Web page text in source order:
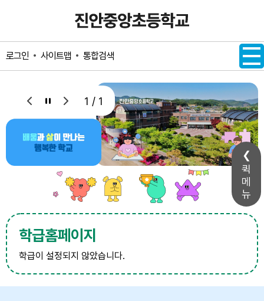
퀵
메
뉴
로그인 사이트맵 통합검색
1 / 1
학급홈페이지
학급이 설정되지 않았습니다.